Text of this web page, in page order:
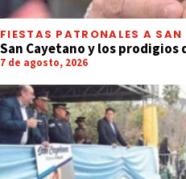
FIESTAS PATRONALES A
San Cayetano y los prodigios
7 de agosto, 2026